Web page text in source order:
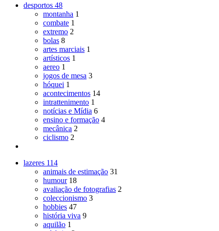
desportos 48
montanha 1
combate 1
extremo 2
bolas 8
artes marciais 1
artísticos 1
aereo 1
jogos de mesa 3
hóquei 1
acontecimentos 14
intrattenimento 1
notícias e Mídia 6
ensino e formação 4
mecânica 2
ciclismo 2
lazeres 114
animais de estimação 31
humour 18
avaliação de fotografias 2
coleccionismo 3
hobbies 47
história viva 9
aquilão 1